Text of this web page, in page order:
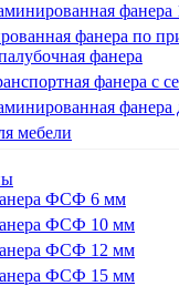
фанера
фанера по
фанера
фанера с
фанера
мебели
ФСФ 6 мм
ФСФ 10 мм
ФСФ 12 мм
ФСФ 15 мм